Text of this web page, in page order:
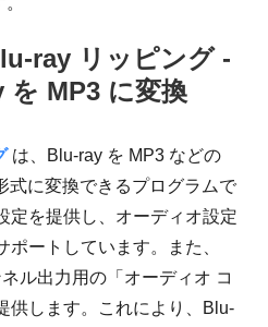
ray リッピング -
を MP3 に変換
は、Blu-ray を MP3 などの
式に変換できるプログラムで
定を提供し、オーディオ設定
ートしています。また、
ル出力用の「オーディオ コ
供します。これにより、Blu-